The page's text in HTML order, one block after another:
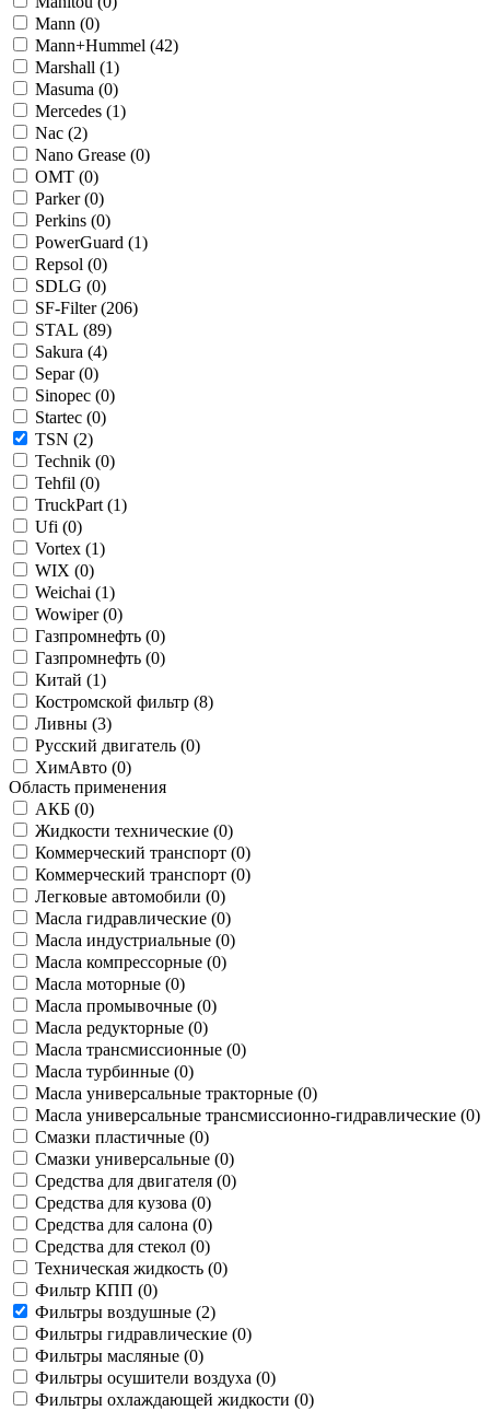
Mann (0)
Mann+Hummel (42)
Marshall (1)
Masuma (0)
Mercedes (1)
Nac (2)
Nano Grease (0)
OMT (0)
Parker (0)
Perkins (0)
PowerGuard (1)
Repsol (0)
SDLG (0)
SF-Filter (206)
STAL (89)
Sakura (4)
Separ (0)
Sinopec (0)
Startec (0)
TSN (2)
Technik (0)
Tehfil (0)
TruckPart (1)
Ufi (0)
Vortex (1)
WIX (0)
Weichai (1)
Wowiper (0)
Газпромнефть (0)
Газпромнефть (0)
Китай (1)
Костромской фильтр (8)
Ливны (3)
Русский двигатель (0)
ХимАвто (0)
Область применения
АКБ (0)
Жидкости технические (0)
Коммерческий транспорт (0)
Коммерческий транспорт (0)
Легковые автомобили (0)
Масла гидравлические (0)
Масла индустриальные (0)
Масла компрессорные (0)
Масла моторные (0)
Масла промывочные (0)
Масла редукторные (0)
Масла трансмиссионные (0)
Масла турбинные (0)
Масла универсальные тракторные (0)
Масла универсальные трансмиссионно-гидравлические (0)
Смазки пластичные (0)
Смазки универсальные (0)
Средства для двигателя (0)
Средства для кузова (0)
Средства для салона (0)
Средства для стекол (0)
Техническая жидкость (0)
Фильтр КПП (0)
Фильтры воздушные (2)
Фильтры гидравлические (0)
Фильтры масляные (0)
Фильтры осушители воздуха (0)
Фильтры охлаждающей жидкости (0)